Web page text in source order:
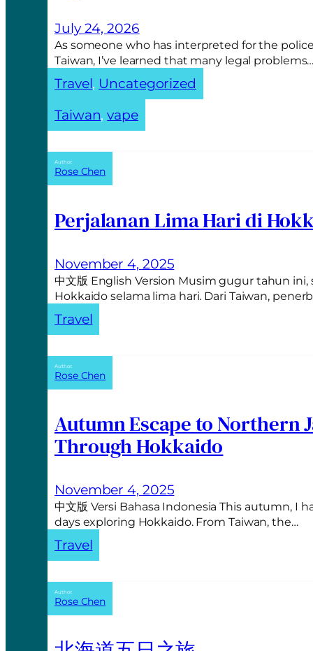
July 24, 2026
As someone who has interpreted for the
Taiwan, I’ve learned that many legal
Travel, Uncategorized
Taiwan, vape
Author:
Rose Chen
Perjalanan Lima Hari di
November 4, 2025
中文版 English Version Musim gugur tahun
Hokkaido selama lima hari. Dari Taiwan,
Travel
Author:
Rose Chen
Autumn Escape to Northern
Through Hokkaido
November 4, 2025
中文版 Versi Bahasa Indonesia This autumn,
days exploring Hokkaido. From Taiwan, the…
Travel
Author:
Rose Chen